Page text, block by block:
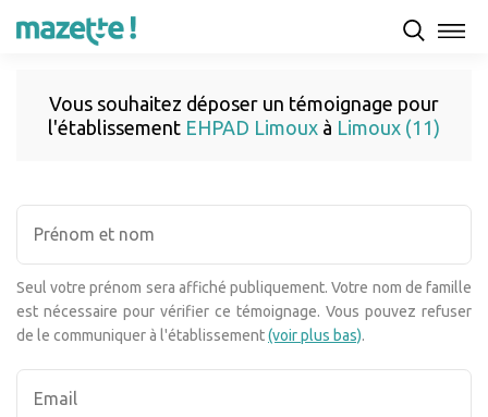
Vous souhaitez déposer un témoignage pour
l'établissement EHPAD Limoux à Limoux (11)
Seul votre prénom sera affiché publiquement. Votre nom de famille
est nécessaire pour vérifier ce témoignage. Vous pouvez refuser
de le communiquer à l'établissement(voir plus bas).